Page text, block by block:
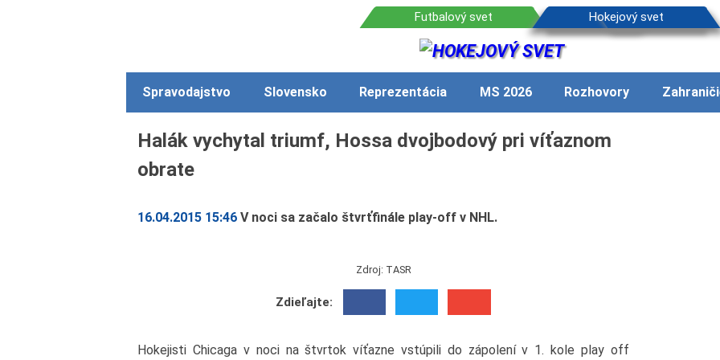
Spravodajstvo Slovensko Reprezentácia MS 2026 Rozhovory
Halák vychytal triumf, Hossa dvojbodový pri víťaznom
obrate
16.04.2015 15:46 V noci sa začalo štvrťfinále play-off v NHL.
Zdroj: TASR
Zdieľajte:
Hokejisti Chicaga v noci na štvrtok víťazne vstúpili do zápolení v 1. kole play off